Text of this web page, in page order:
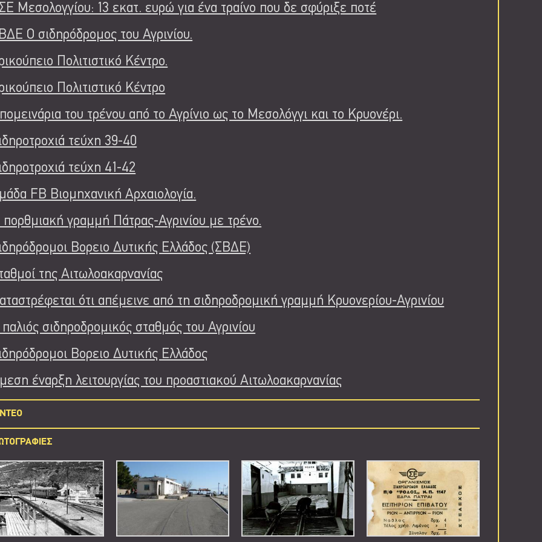
Μεσολογγίου: 13 εκατ. ευρώ για ένα τραίνο που δε σφύριξε ποτέ
Ο σιδηρόδρομος του Αγρινίου.
Πολιτιστικό Κέντρο.
Πολιτιστικό Κέντρο
του τρένου από το Αγρίνιο ως το Μεσολόγγι και το Κρυονέρι.
τεύχη 39-40
τεύχη 41-42
FB Βιομηχανική Αρχαιολογία.
γραμμή Πάτρας-Αγρινίου με τρένο.
Βορειο Δυτικής Ελλάδος (ΣΒΔΕ)
της Αιτωλοακαρνανίας
ότι απέμεινε από τη σιδηροδρομική γραμμή Κρυονερίου-Αγρινίου
σιδηροδρομικός σταθμός του Αγρινίου
Βορειο Δυτικής Ελλάδος
έναρξη λειτουργίας του προαστιακού Αιτωλοακαρνανίας